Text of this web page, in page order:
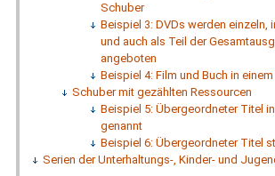
Schuber
Beispiel 3: DVDs werden einzeln,
und auch als Teil der
angeboten
Beispiel 4: Film und Buch in
Schuber mit gezählten Ressourcen
Beispiel 5: Übergeordneter Titel
genannt
Beispiel 6: Übergeordneter Titel
Serien der Unterhaltungs-, Kinder- und